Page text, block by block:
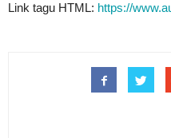
Link tagu HTML: https://